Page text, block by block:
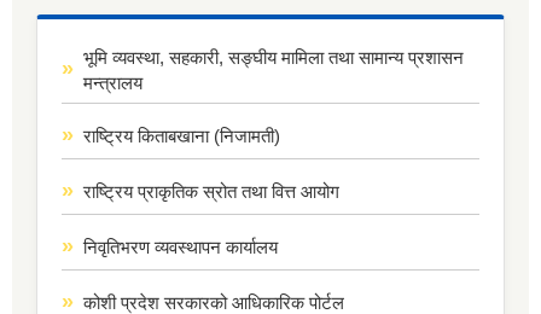
भूमि व्यवस्था, सहकारी, सङ्घीय मामिला तथा सामान्य प्रशासन
मन्त्रालय
राष्ट्रिय किताबखाना (निजामती)
राष्ट्रिय प्राकृतिक स्रोत तथा वित्त आयोग
निवृतिभरण व्यवस्थापन कार्यालय
कोशी प्रदेश सरकारको आधिकारिक पोर्टल